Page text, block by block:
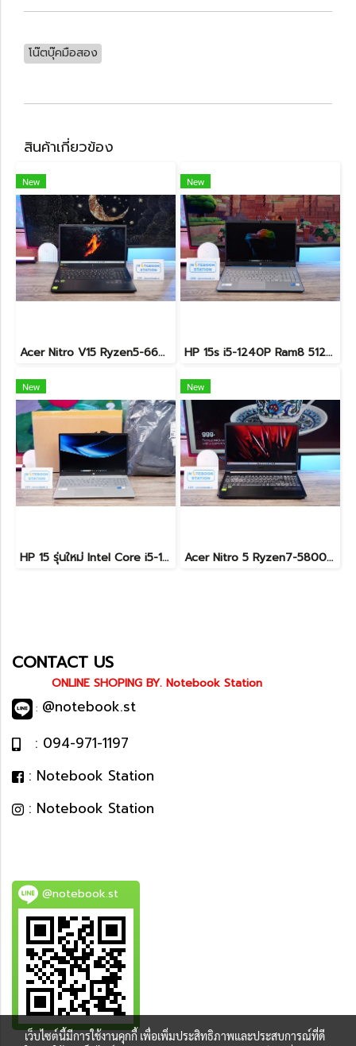
โน๊ตบุ๊คมือสอง
สินค้าเกี่ยวข้อง
New
Acer Nitro V15 Ryzen5-6600H RTX2050(4GB) RAM16 512GB SSD จอ15.6นิ้ว FHD 165Hz sRGB100% เกมมิ่งรุ่นใหม่ ดีไซน์เครื่องบาง สวยเท่ดูทันสมัย มีประกันศูนย์2028 ราคาสุดคุ้มเพียง 17,990.-
New
HP 15s i5-1240P Ram8 512GB M.2 จอ15.6นิ้ว FHD IPS สเปคดี ทำงานเก่ง จอใหญ่ มีแป้นตัวเลขแยก ดีไซน์เรียบหรูบางเบา พร้อมใช้งานเพียง 11,990.-เท่านั้น
New
HP 15 รุ่นใหม่ Intel Core i5-1334U Ram16 512GB M.2 จอ15.6นิ้ว FHD IPS สเปคสูงทำงานเก่ง จอใหญ่มีแป้นตัวเลขแยก เครื่องสวยบางเบาพร้อมประกันศูนย์ยาว2027 ราคาสุดคุ้มเพียง 13,490.-
New
Acer Nitro 5 Ryzen7-5800H RTX-3060(6GB) Ram16 SSD512 จอ15.6 FHD 144Hz เกมมิ่งสเปคสูง เครื่องพร้อมใช้งาน ราคาสุดคุ้มเพียง 19,900.-
CONTACT US
ONLINE SHOPING BY. Notebook Station
: @notebook.st
: 094-971-1197
: Notebook Station
: Notebook Station
@notebook.st
เว็บไซต์นี้มีการใช้งานคุกกี้ เพื่อเพิ่มประสิทธิภาพและประสบการณ์ที่ดี